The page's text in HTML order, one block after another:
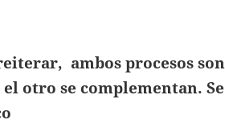
ambos procesos
otro se complementan.